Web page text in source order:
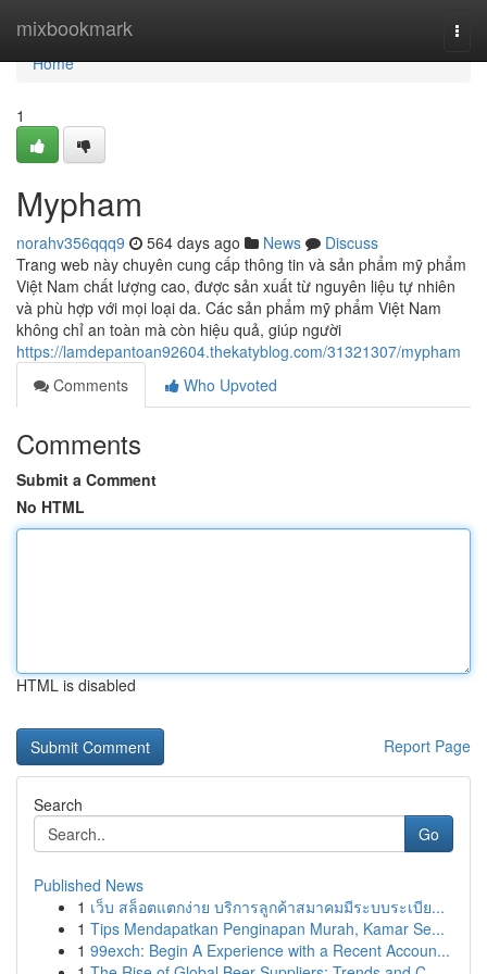
mixbookmark
Home
Home
1
Mypham
norahv356qqq9 564 days ago News
Discuss
Trang web này chuyên cung cấp thông tin và sản phẩm mỹ phẩm
Việt Nam chất lượng cao, được sản xuất từ nguyên liệu tự nhiên
và phù hợp với mọi loại da. Các sản phẩm mỹ phẩm Việt Nam
không chỉ an toàn mà còn hiệu quả, giúp người
https://lamdepantoan92604.thekatyblog.com/31321307/mypham
Comments
Who Upvoted
Comments
Submit a Comment
No HTML
HTML is disabled
Report Page
Search
Go
Published News
1 เว็บ สล็อตแตกง่าย บริการลูกค้าสมาคมมีระบบระเบีย...
1 Tips Mendapatkan Penginapan Murah, Kamar Se...
1 99exch: Begin A Experience with a Recent Accoun...